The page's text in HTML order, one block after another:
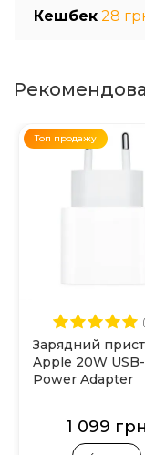
Кешбек 28
Топ продажу
Зарядний
Apple 20W
Power Adapter
1 099 грн